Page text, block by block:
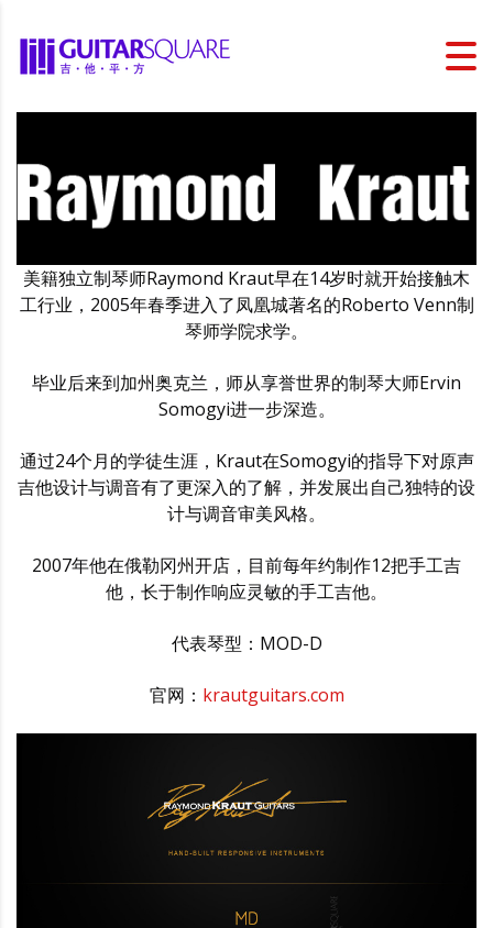
美籍独立制琴师Raymond Kraut早在14岁时就开始接触木
工行业，2005年春季进入了凤凰城著名的Roberto Venn制
琴师学院求学。
毕业后来到加州奥克兰，师从享誉世界的制琴大师Ervin
Somogyi进一步深造。
通过24个月的学徒生涯，Kraut在Somogyi的指导下对原声
吉他设计与调音有了更深入的了解，并发展出自己独特的设
计与调音审美风格。
2007年他在俄勒冈州开店，目前每年约制作12把手工吉
他，长于制作响应灵敏的手工吉他。
代表琴型：MOD-D
官网： krautguitars.com